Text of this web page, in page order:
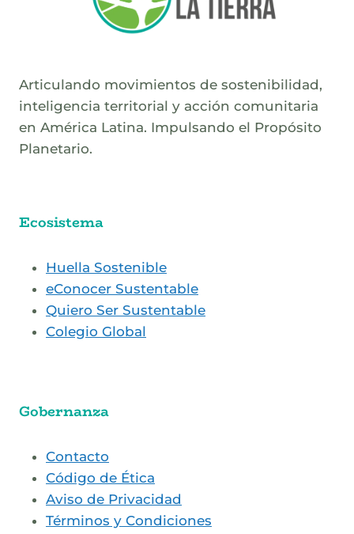
Articulando movimientos de sostenibilidad,
inteligencia territorial y acción comunitaria
en América Latina. Impulsando el Propósito
Planetario.
Ecosistema
Huella Sostenible
eConocer Sustentable
Quiero Ser Sustentable
Colegio Global
Gobernanza
Contacto
Código de Ética
Aviso de Privacidad
Términos y Condiciones